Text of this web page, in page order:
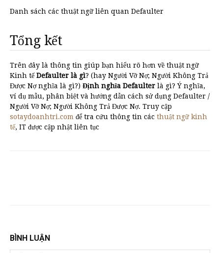
Danh sách các thuật ngữ liên quan Defaulter
Tổng kết
Trên đây là thông tin giúp bạn hiểu rõ hơn về thuật ngữ
Kinh tếDefaulter là gì? (hay Người Vỡ Nợ; Người Không Trả
Được Nợ nghĩa là gì?) Định nghĩa Defaulter là gì? Ý nghĩa,
ví dụ mẫu, phân biệt và hướng dẫn cách sử dụng Defaulter /
Người Vỡ Nợ; Người Không Trả Được Nợ. Truy cập
sotaydoanhtri.com để tra cứu thông tin các thuật ngữ kinh
tế, IT được cập nhật liên tục
BÌNH LUẬN